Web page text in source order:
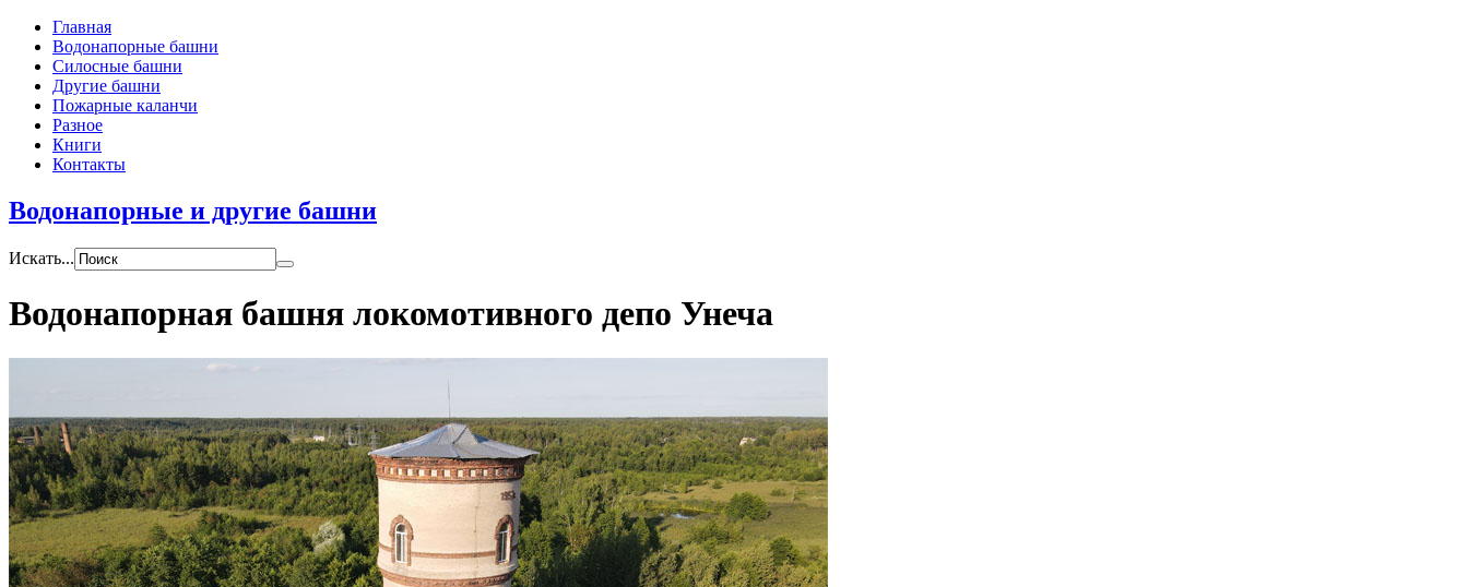
Главная
Водонапорные башни
Силосные башни
Другие башни
Пожарные каланчи
Разное
Книги
Контакты
Водонапорные и другие башни
Искать...
Водонапорная башня локомотивного депо Унеча